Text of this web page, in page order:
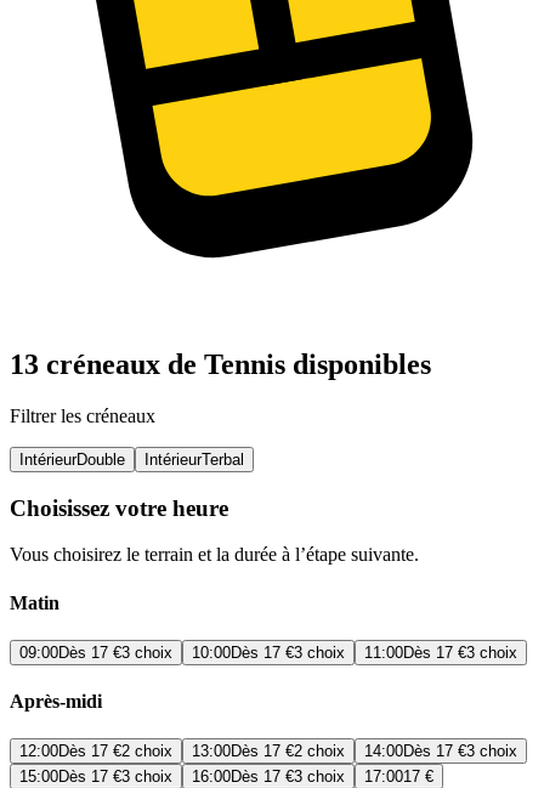
13 créneaux de Tennis disponibles
Filtrer les créneaux
IntérieurDouble IntérieurTerbal
Choisissez votre heure
Vous choisirez le terrain et la durée à l’étape suivante.
Matin
09:00Dès 17 €3 choix 10:00Dès 17 €3 choix 11:00Dès 17 €3 choix
Après-midi
12:00Dès 17 €2 choix 13:00Dès 17 €2 choix 14:00Dès 17 €3 choix
15:00Dès 17 €3 choix 16:00Dès 17 €3 choix 17:0017 €